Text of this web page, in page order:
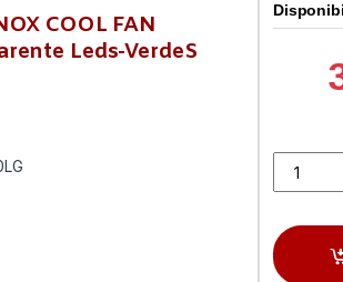
COOL FAN
Leds-VerdeS